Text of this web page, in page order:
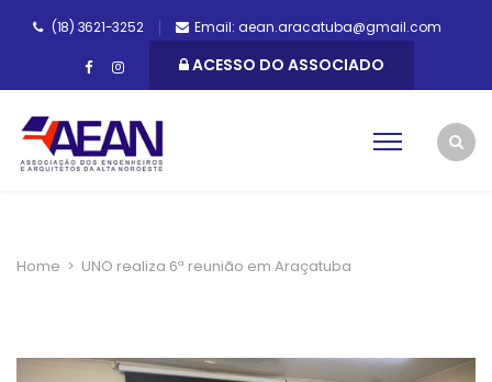
(18) 3621-3252 Email: aean.aracatuba@gmail.com
ACESSO DO ASSOCIADO
Home > UNO realiza 6ª reunião em Araçatuba